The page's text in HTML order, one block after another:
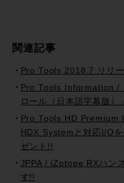
関連記事
Pro Tools 2018.7 リリ
Pro Tools Information /
ロール（日本語字幕版）
Pro Tools HD
HDX Systemと対応I/O
ゼント!!
JPPA / iZotope RXハン
す!!